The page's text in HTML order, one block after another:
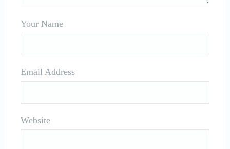
Your Name
Email Address
Website